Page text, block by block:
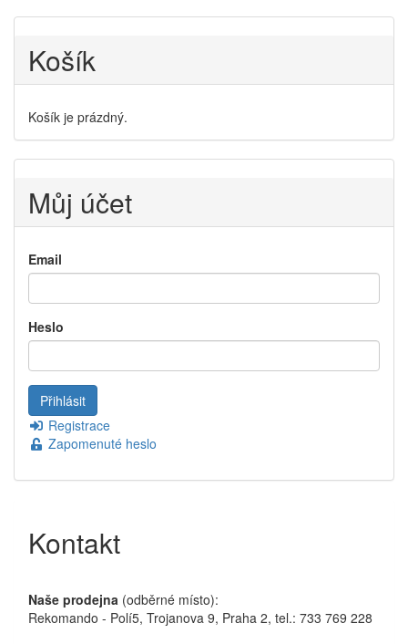
Košík
Košík je prázdný.
Můj účet
Email
Heslo
Registrace
Zapomenuté heslo
Kontakt
Naše prodejna (odběrné místo):
Rekomando - Polí5, Trojanova 9, Praha 2, tel.: 733 769 228